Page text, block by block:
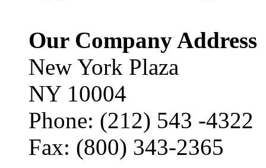
Our Company Address
New York Plaza
NY 10004
Phone: (212) 543 -4322
Fax: (800) 343-2365